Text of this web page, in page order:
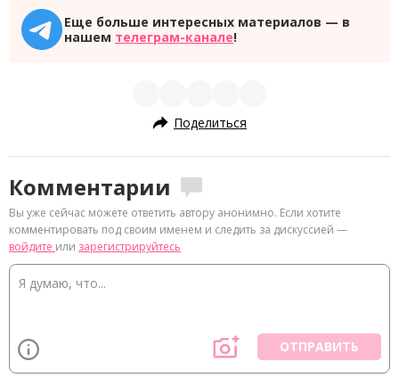
Еще больше интересных материалов — в
нашем телеграм-канале!
Поделиться
Комментарии
Вы уже сейчас можете ответить автору анонимно. Если хотите
комментировать под своим именем и следить за дискуссией —
войдите или зарегистрируйтесь
ОТПРАВИТЬ